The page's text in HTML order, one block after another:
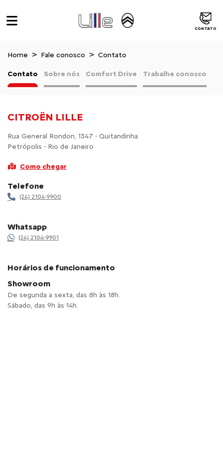
CONTATO
Home Fale conosco Contato
Sobre nós
Contato Comfort Drive Trabalhe conosco
CITROËN LILLE
Rua General Rondon, 1347 - Quitandinha
Petrópolis - Rio de Janeiro
Como chegar
Telefone
(24) 2104-9900
Whatsapp
(24) 2104-9901
Horários de funcionamento
Showroom
De segunda a sexta, das 8h às 18h.
Sábado, das 9h às 14h.